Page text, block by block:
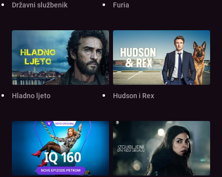
Državni službenik Furia
Hladno ljeto Hudson i Rex